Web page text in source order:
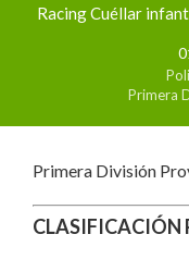
Racing Cuéllar
Primera
Primera División
CLASIFICACIÓN